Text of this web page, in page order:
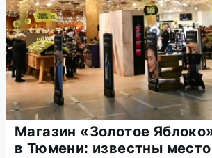
Магазин «Золотое
в Тюмени: известны